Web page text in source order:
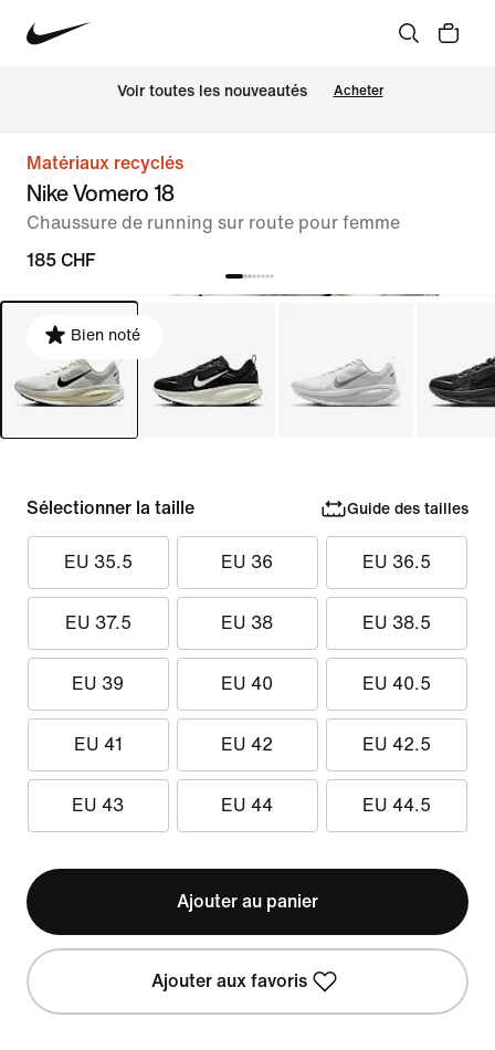
Voir toutes les nouveautés Acheter
Matériaux recyclés
Nike Vomero 18
Chaussure de running sur route pour femme
185 CHF
Bien noté
Sélectionner la taille Guide des tailles
EU 35.5 EU 36 EU 36.5
EU 37.5 EU 38 EU 38.5
EU 39 EU 40 EU 40.5
EU 41 EU 42 EU 42.5
EU 43 EU 44 EU 44.5
Ajouter au panier
Ajouter aux favoris